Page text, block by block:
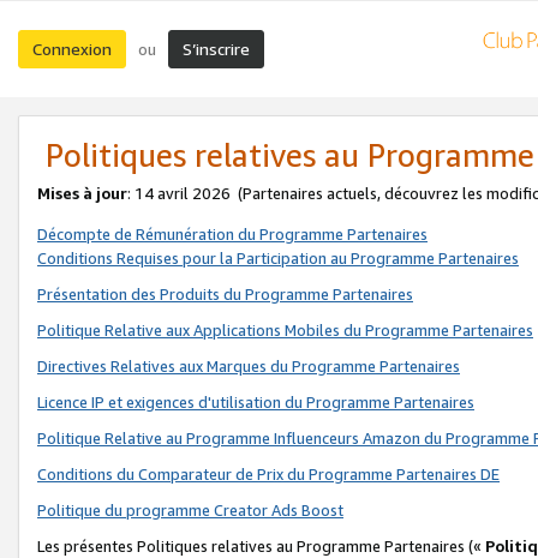
Connexion ou S’inscrire
Politiques relatives au
Mises à jour: 14 avril 2026 (Partenaires actuels, découvrez les
Décompte de Rémunération du Programme Partenaires
Conditions Requises pour la Participation au Programme Partenaires
Présentation des Produits du Programme Partenaires
Politique Relative aux Applications Mobiles du Programme Partenaires
Directives Relatives aux Marques du Programme Partenaires
Licence IP et exigences d'utilisation du Programme Partenaires
Politique Relative au Programme Influenceurs Amazon du Programme
Conditions du Comparateur de Prix du Programme Partenaires DE
Politique du programme Creator Ads Boost
Les présentes Politiques relatives au Programme Partenaires («